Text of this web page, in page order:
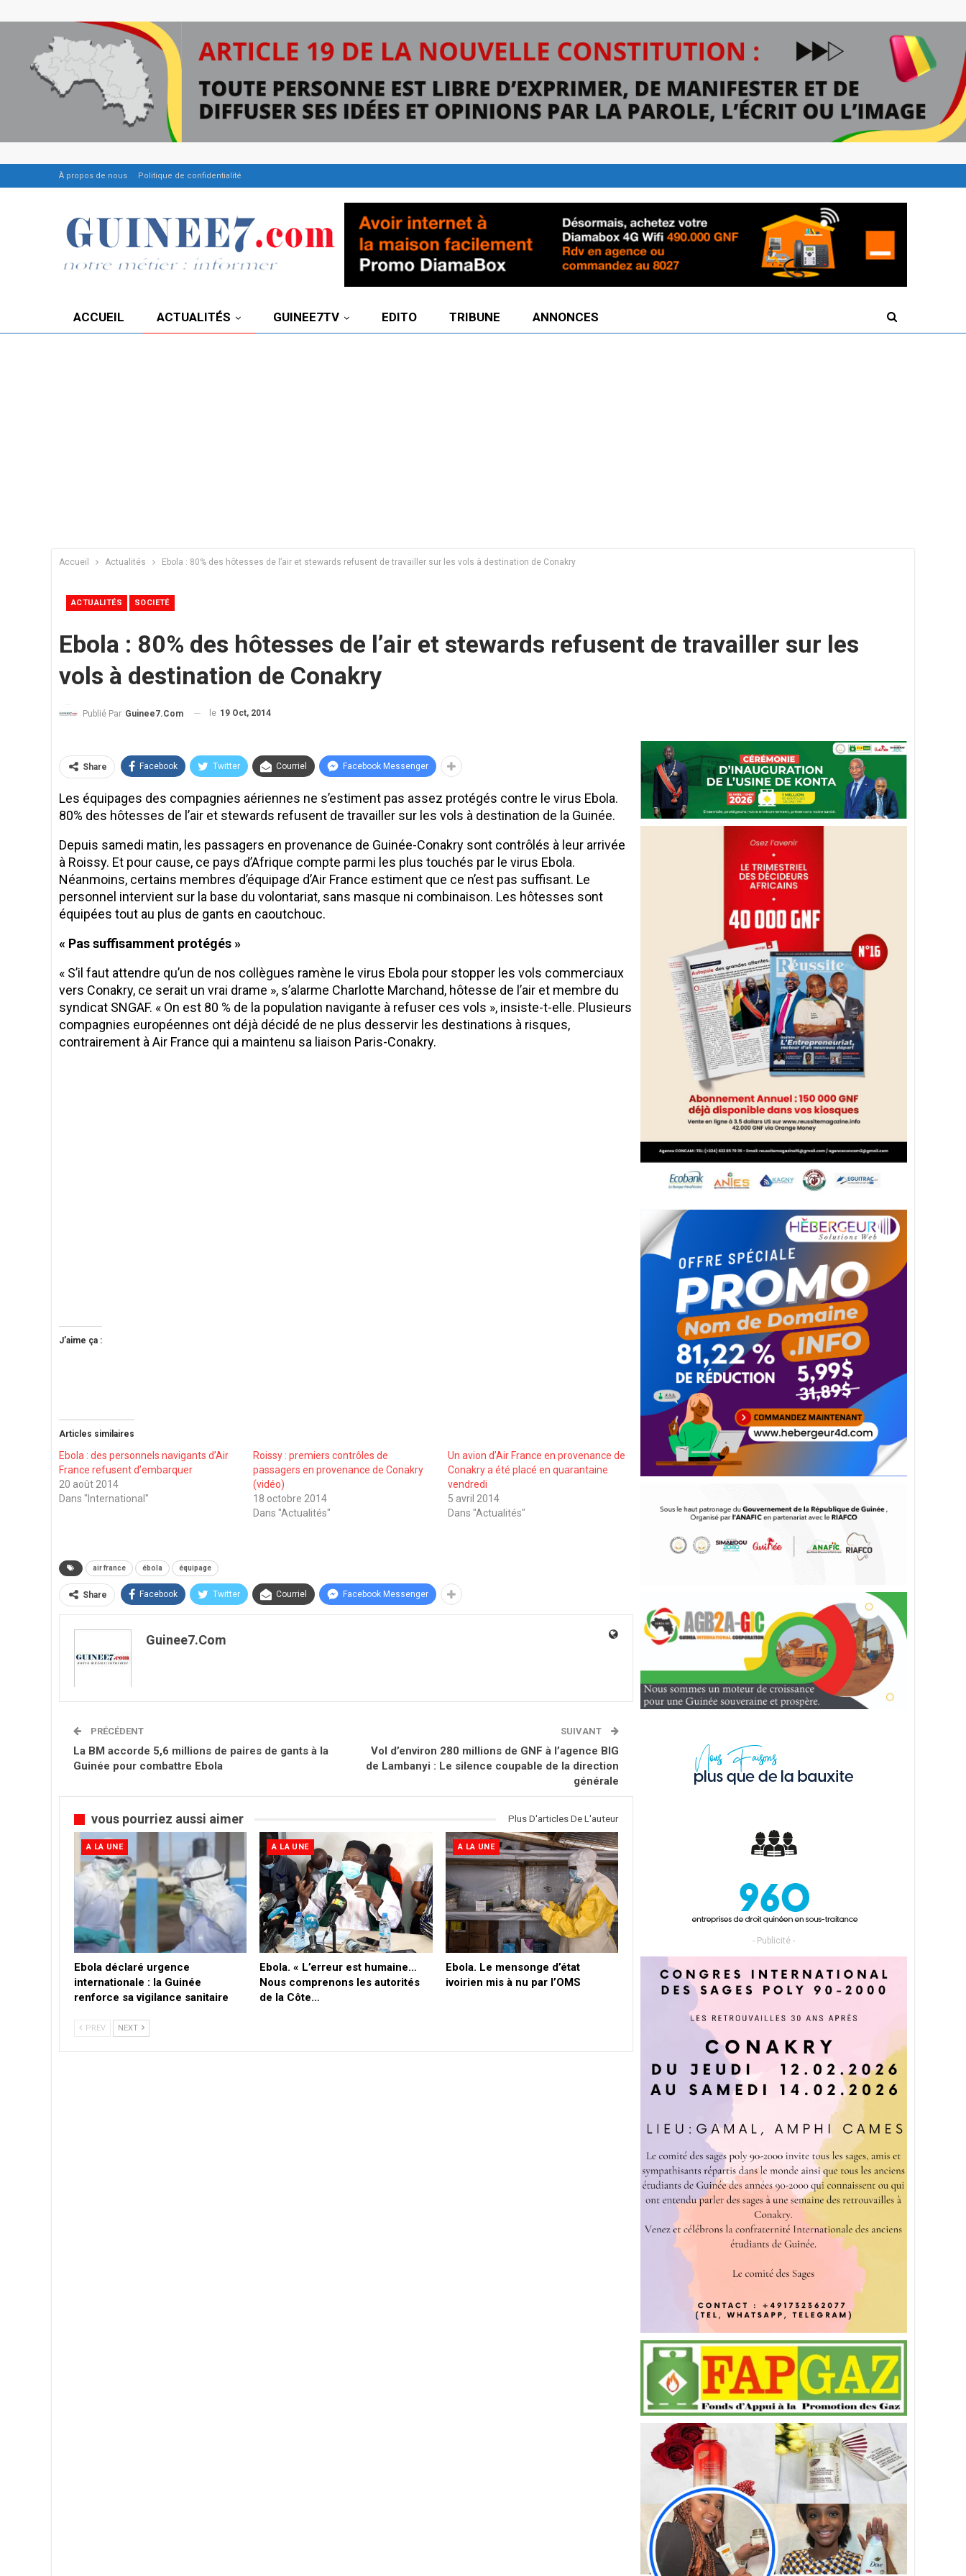
À propos de nous Politique de confidentialité
ACCUEIL ACTUALITÉS GUINEE7TV EDITO TRIBUNE ANNONCES
Accueil Actualités Ebola : 80% des hôtesses de l’air et stewards refusent de travailler sur les vols à destination de Conakry
ACTUALITÉS SOCIETÉ
Ebola : 80% des hôtesses de l’air et stewards refusent de travailler sur les
vols à destination de Conakry
Publié Par Guinee7.com le 19 Oct, 2014
Share Facebook Twitter Courriel Facebook Messenger
Les équipages des compagnies aériennes ne s’estiment pas assez protégés contre le virus Ebola.
80% des hôtesses de l’air et stewards refusent de travailler sur les vols à destination de la Guinée.
Depuis samedi matin, les passagers en provenance de Guinée-Conakry sont contrôlés à leur arrivée
à Roissy. Et pour cause, ce pays d’Afrique compte parmi les plus touchés par le virus Ebola.
Néanmoins, certains membres d’équipage d’Air France estiment que ce n’est pas suffisant. Le
personnel intervient sur la base du volontariat, sans masque ni combinaison. Les hôtesses sont
équipées tout au plus de gants en caoutchouc.
« Pas suffisamment protégés »
« S’il faut attendre qu’un de nos collègues ramène le virus Ebola pour stopper les vols commerciaux
vers Conakry, ce serait un vrai drame », s’alarme Charlotte Marchand, hôtesse de l’air et membre du
syndicat SNGAF. « On est 80 % de la population navigante à refuser ces vols », insiste-t-elle. Plusieurs
compagnies européennes ont déjà décidé de ne plus desservir les destinations à risques,
contrairement à Air France qui a maintenu sa liaison Paris-Conakry.
J’aime ça :
Articles similaires
Ebola : des personnels navigants d’Air
France refusent d’embarquer
20 août 2014
Dans "International"
Roissy : premiers contrôles de
passagers en provenance de Conakry
(vidéo)
18 octobre 2014
Dans "Actualités"
Un avion d’Air France en provenance de
Conakry a été placé en quarantaine
vendredi
5 avril 2014
Dans "Actualités"
air france ébola équipage
Share Facebook Twitter Courriel Facebook Messenger
Guinee7.com
PRÉCÉDENT
La BM accorde 5,6 millions de paires de gants à la
Guinée pour combattre Ebola
SUIVANT
Vol d’environ 280 millions de GNF à l’agence BIG
de Lambanyi : Le silence coupable de la direction
générale
vous pourriez aussi aimer Plus D'articles De L'auteur
A LA UNE
Ebola déclaré urgence
internationale : la Guinée
renforce sa vigilance sanitaire
A LA UNE
Ebola. « L’erreur est humaine…
Nous comprenons les autorités
de la Côte…
A LA UNE
Ebola. Le mensonge d’état
ivoirien mis à nu par l’OMS
PREV NEXT
- Publicité -